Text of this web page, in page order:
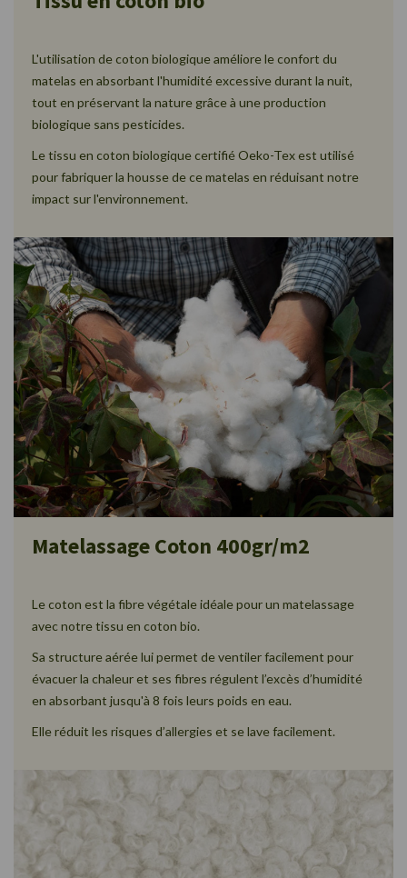
L'utilisation de coton biologique améliore le confort du
matelas en absorbant l'humidité excessive durant la nuit,
tout en préservant la nature grâce à une production
biologique sans pesticides.
Le tissu en coton biologique certifié Oeko-Tex est utilisé
pour fabriquer la housse de ce matelas en réduisant notre
impact sur l'environnement.
Matelassage Coton 400gr/m2
Le coton est la fibre végétale idéale pour un matelassage
avec notre tissu en coton bio.
Sa structure aérée lui permet de ventiler facilement pour
évacuer la chaleur et ses fibres régulent l’excès d’humidité
en absorbant jusqu'à 8 fois leurs poids en eau.
Elle réduit les risques d’allergies et se lave facilement.